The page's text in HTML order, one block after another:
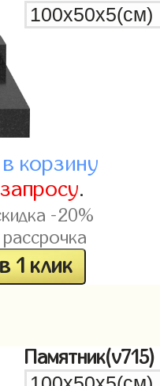
корзину
.
-20%
1 клик
Памятник(v715)